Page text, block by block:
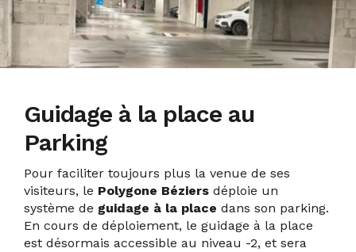
Guidage à la place au
Parking
Pour faciliter toujours plus la venue de ses
visiteurs, le Polygone Béziers déploie un
système de guidage à la place dans son parking.
En cours de déploiement, le guidage à la place
est désormais accessible au niveau -2, et sera